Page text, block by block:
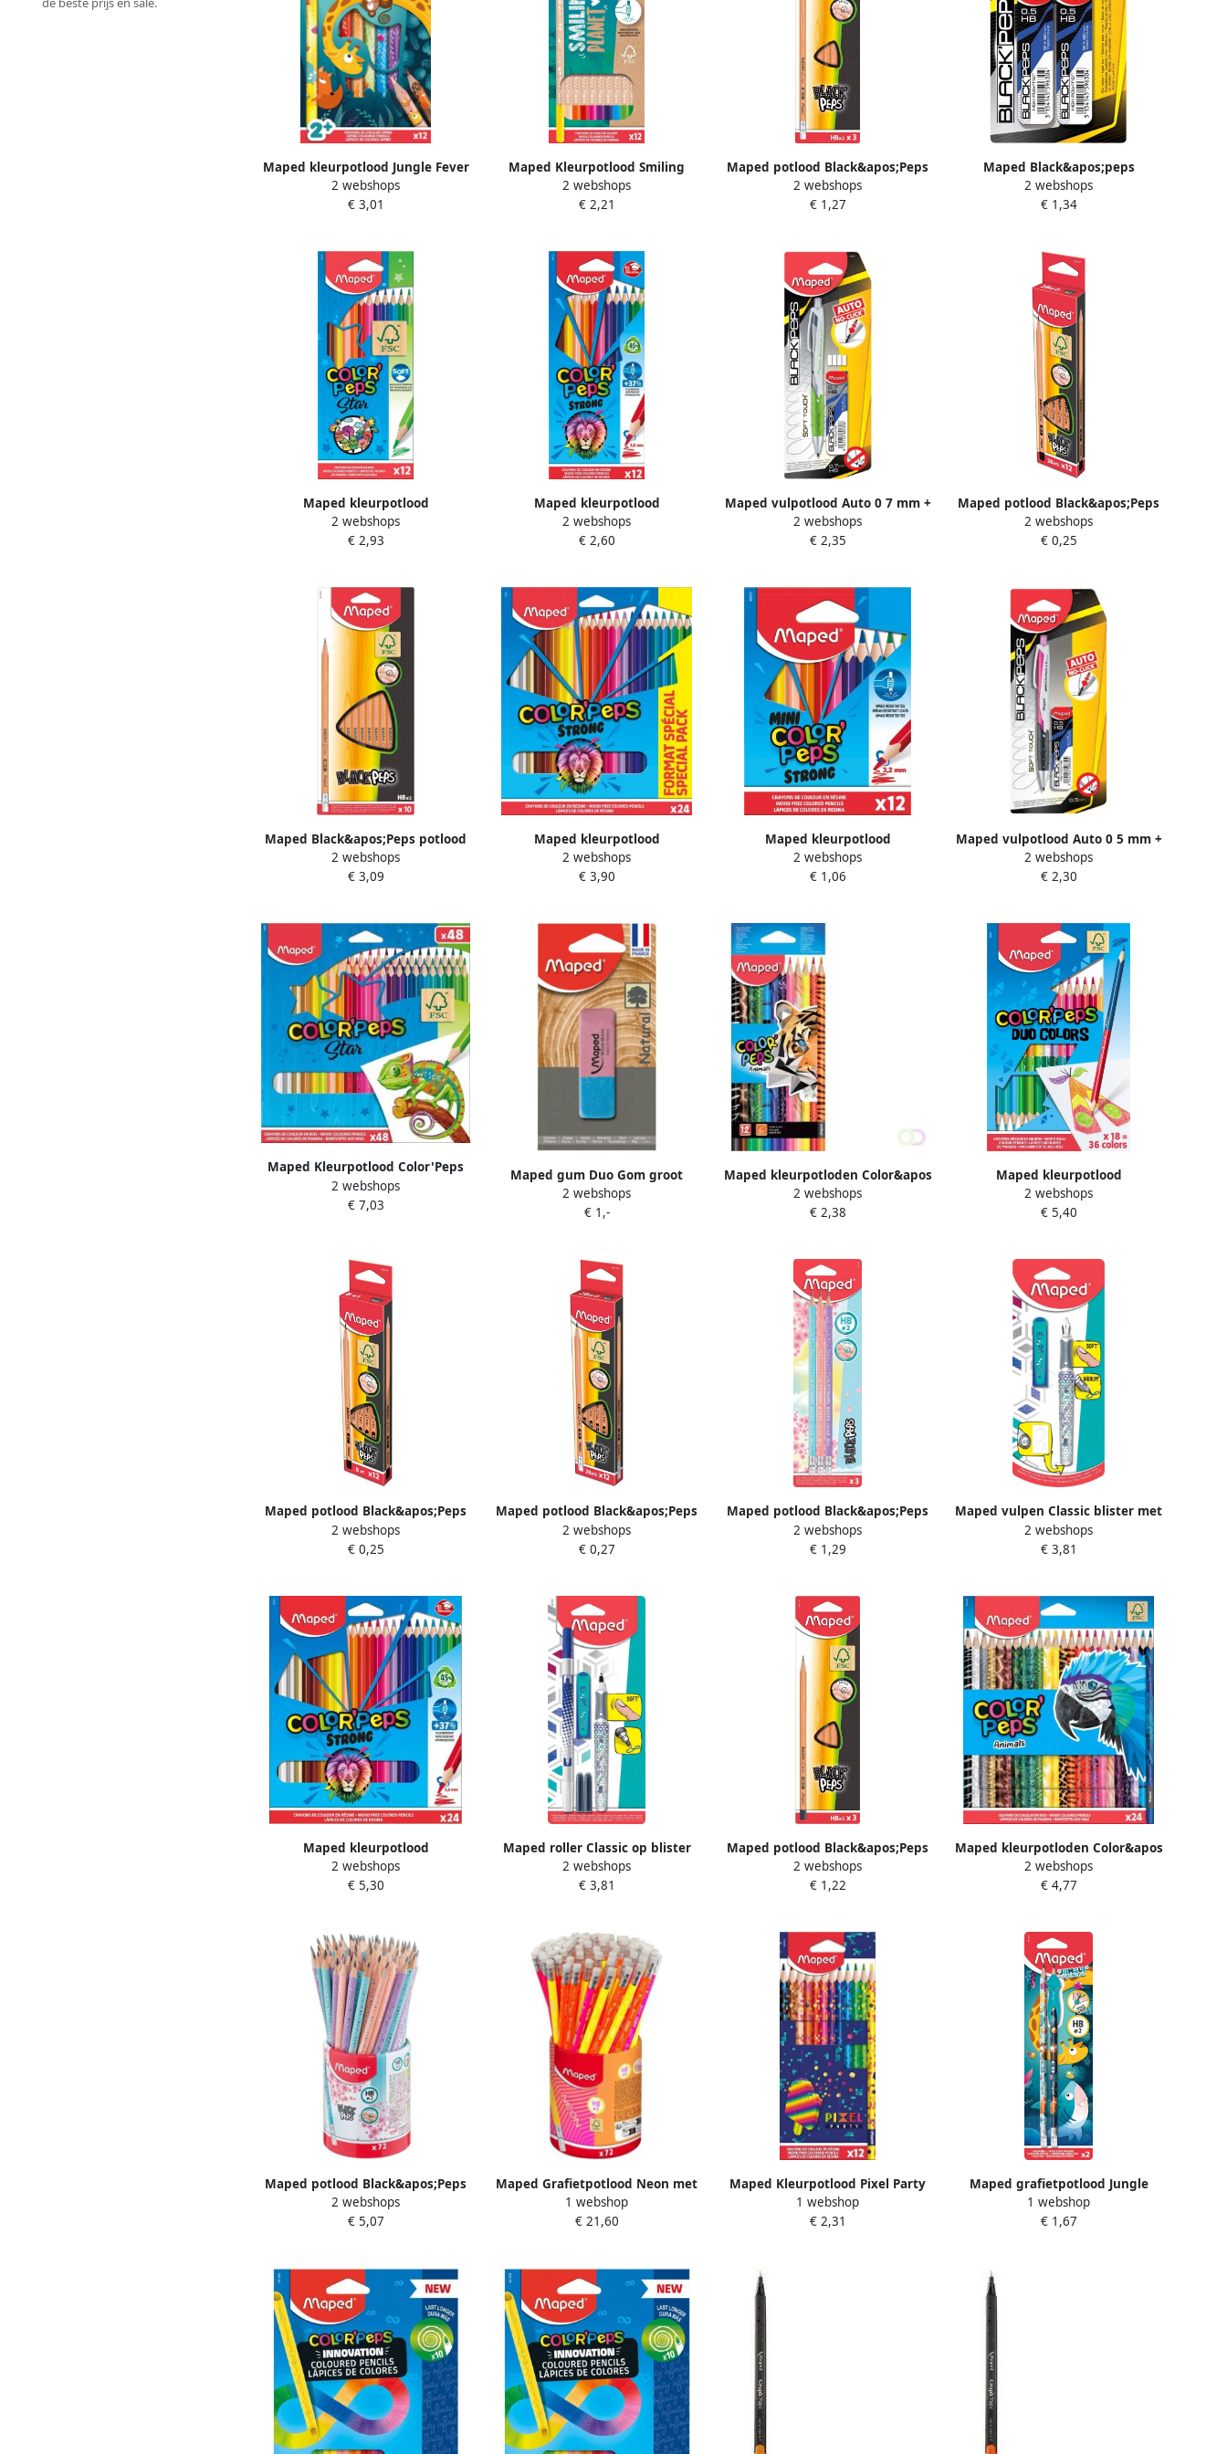
Maped kleurpotlood Jungle Fever
Jumbo etui van 12 stuks assorti
2 webshops
€ 3,01
Maped Kleurpotlood Smiling
Planet set Ã 12 kleuren
2 webshops
€ 2,21
Maped potlood Black&apos;Peps
HB met gum kartonnen
ophangetui met 3 stuks
2 webshops
€ 1,27
Maped Black&apos;peps
potloodstiften 0 5 mm HB blister
van 2 etuis van 12 stuks
2 webshops
€ 1,34
Maped kleurpotlood
Color&apos;Peps 12 potloden
2 webshops
€ 2,93
Maped kleurpotlood
Color&apos;Peps Strong 12
potloden in een kartonnen etui
2 webshops
€ 2,60
Maped vulpotlood Auto 0 7 mm +
vulling op blister
2 webshops
€ 2,35
Maped potlood Black&apos;Peps
2B zonder gum
2 webshops
€ 0,25
Maped Black&apos;Peps potlood
HB met gum kartonnen
ophangetui met 10 stuks
2 webshops
€ 3,09
Maped kleurpotlood
Color&apos;Peps 20
kleurpotloden + 4 fluo
2 webshops
€ 3,90
Maped kleurpotlood
Color&apos;Peps Mini Strong 12
potloden in een kartonnen etui
2 webshops
€ 1,06
Maped vulpotlood Auto 0 5 mm +
vulling op blister
2 webshops
€ 2,30
Maped Kleurpotlood Color'Peps
Star set Ã 48 kleuren
2 webshops
€ 7,03
Maped gum Duo Gom groot
formaat blister met 1 stuk
2 webshops
€ 1,-
Maped kleurpotloden Color&apos
Peps Animals kartonnen etui met
12 stuks in geassorteerde
2 webshops
€ 2,38
Maped kleurpotlood
Color&apos;Peps Duo blister met
18 stuks
2 webshops
€ 5,40
Maped potlood Black&apos;Peps
B zonder gum
2 webshops
€ 0,25
Maped potlood Black&apos;Peps
2B met gum
2 webshops
€ 0,27
Maped potlood Black&apos;Peps
Pastel met gum blister met 3
stuks
2 webshops
€ 1,29
Maped vulpen Classic blister met
1 stuk
2 webshops
€ 3,81
Maped kleurpotlood
Color&apos;Peps Strong 24
potloden in een kartonnen etui
2 webshops
€ 5,30
Maped roller Classic op blister
met 2 inktpatronen en 1
inktwisser
2 webshops
€ 3,81
Maped potlood Black&apos;Peps
HB blister van 3 stuks zonder
gum
2 webshops
€ 1,22
Maped kleurpotloden Color&apos
Peps Animals kartonnen etui met
24 stuks in geassorteerde
2 webshops
€ 4,77
Maped potlood Black&apos;Peps
Pastel met gum kartonnen
ophangetui met 12 stuks
2 webshops
€ 5,07
Maped Grafietpotlood Neon met
gum potà 72 stuks assorti
1 webshop
€ 21,60
Maped Kleurpotlood Pixel Party
setà 12 kleuren
1 webshop
€ 2,31
Maped grafietpotlood Jungle
Fever HB met gom +
leerhulpmiddel blister van 2
1 webshop
€ 1,67